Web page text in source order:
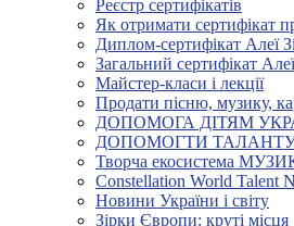
Реєстр сертифікатів
Як отримати сертифікат
Диплом-сертифікат Алеї
Загальний сертифікат
Майстер-класи і лекції
Продати пісню, музику,
ДОПОМОГА ДІТЯМ
ДОПОМОГТИ
Творча екосистема
Constellation World Talent
Новини України і світу
Зірки Європи: круті місця